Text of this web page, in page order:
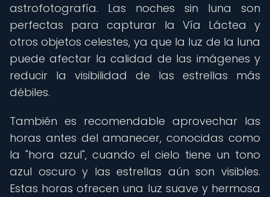
astrofotografía. Las noches sin luna son
perfectas para capturar la Vía Láctea y
otros objetos celestes, ya que la luz de la luna
puede afectar la calidad de las imágenes y
reducir la visibilidad de las estrellas más
débiles.
También es recomendable aprovechar las
horas antes del amanecer, conocidas como
la "hora azul", cuando el cielo tiene un tono
azul oscuro y las estrellas aún son visibles.
Estas horas ofrecen una luz suave y hermosa